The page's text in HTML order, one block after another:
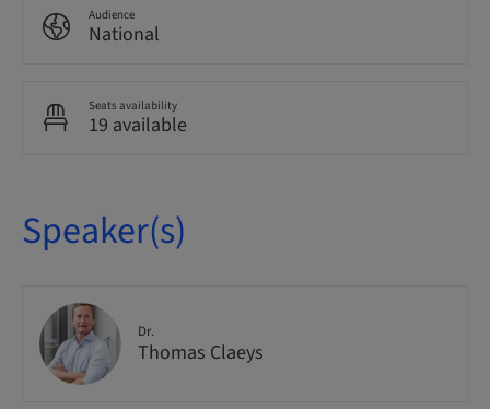
Audience
National
Seats availability
19 available
Speaker(s)
Dr.
Thomas Claeys